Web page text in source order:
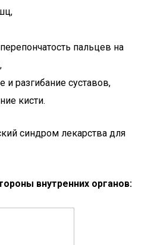
пальцев на
и разгибание суставов,
кисти.
синдром лекарства для
внутренних органов: